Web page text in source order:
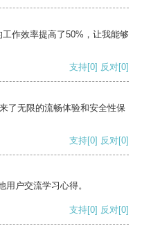
作效率提高了50%，让我能够
支持[0] 反对[0]
了无限的流畅体验和安全性保
支持[0] 反对[0]
户交流学习心得。
支持[0] 反对[0]